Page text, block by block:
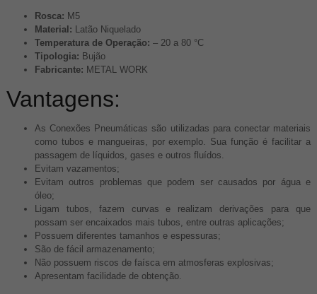
Rosca: M5
Material: Latão Niquelado
Temperatura de Operação​​​​​​​: – 20 a 80 °C
Tipologia​​​​​​​: Bujão
Fabricante: METAL WORK
Vantagens:
As Conexões Pneumáticas são utilizadas ​​para conectar materiais
como tubos e mangueiras, por exemplo. Sua função é facilitar a
passagem de líquidos, gases e outros fluídos.
Evitam vazamentos;
Evitam outros problemas que podem ser causados por água e
óleo;
Ligam tubos, fazem curvas e realizam derivações para que
possam ser encaixados mais tubos, entre outras aplicações;
Possuem diferentes tamanhos e espessuras;
São de fácil armazenamento;
Não possuem riscos de faísca em atmosferas explosivas;
Apresentam facilidade de obtenção.